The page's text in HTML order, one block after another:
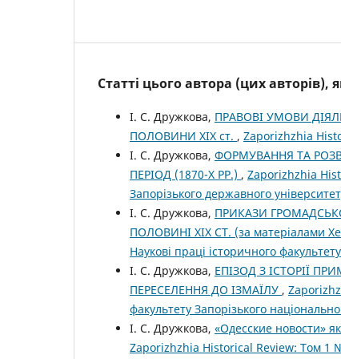
Статті цього автора (цих
І. С. Дружкова, ПРАВОВІ УМОВИ
ПОЛОВИНИ ХІХ ст. , Zaporizhzhia
І. С. Дружкова, ФОРМУВАННЯ ТА
ПЕРІОД (1870-Х РР.) , Zaporizhzhia
Запорізького державного
І. С. Дружкова, ПРИКАЗИ
ПОЛОВИНІ ХІХ СТ. (за матеріалами
Наукові праці історичного
І. С. Дружкова, ЕПІЗОД З ІСТОРІЇ
ПЕРЕСЕЛЕННЯ ДО ІЗМАЇЛУ ,
факультету Запорізького
І. С. Дружкова, «Одесские новости»
Zaporizhzhia Historical Review: Том 1 №